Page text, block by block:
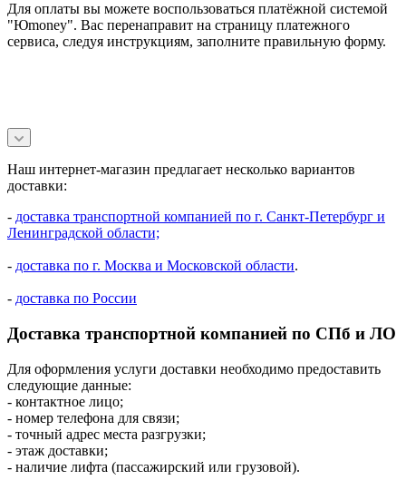
Для оплаты вы можете воспользоваться платёжной системой
"Юmoney". Вас перенаправит на страницу платежного
сервиса, следуя инструкциям, заполните правильную форму.
Наш интернет-магазин предлагает несколько вариантов
доставки:
- доставка транспортной компанией по г. Санкт-Петербург и
Ленинградской области;
- доставка по г. Москва и Московской области.
- доставка по России
Доставка транспортной компанией по СПб и ЛО
Для оформления услуги доставки необходимо предоставить
следующие данные:
- контактное лицо;
- номер телефона для связи;
- точный адрес места разгрузки;
- этаж доставки;
- наличие лифта (пассажирский или грузовой).